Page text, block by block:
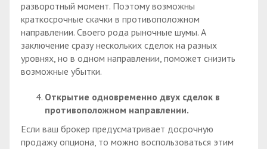
разворотный момент. Поэтому возможны
краткосрочные скачки в противоположном
направлении. Своего рода рыночные шумы. А
заключение сразу нескольких сделок на разных
уровнях, но в одном направлении, поможет снизить
возможные убытки.
Открытие одновременно двух сделок в
противоположном направлении.
Если ваш брокер предусматривает досрочную
продажу опциона, то можно воспользоваться этим